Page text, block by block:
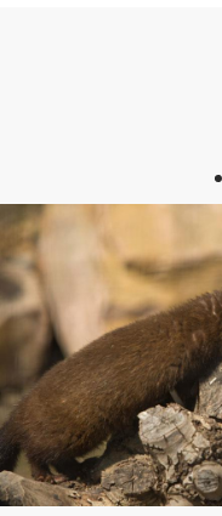
Naviguez dans le